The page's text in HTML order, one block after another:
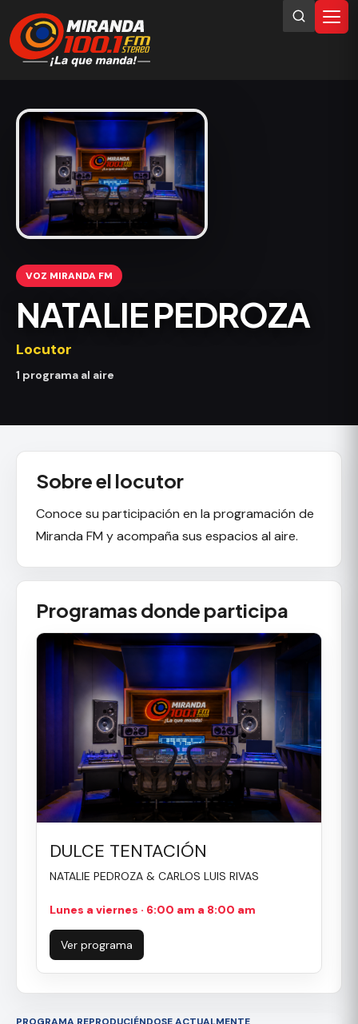
VOZ MIRANDA FM
NATALIE PEDROZA
Locutor
1 programa al aire
Sobre el locutor
Conoce su participación en la programación de
Miranda FM y acompaña sus espacios al aire.
Programas donde participa
DULCE TENTACIÓN
NATALIE PEDROZA & CARLOS LUIS RIVAS
Lunes a viernes · 6:00 am a 8:00 am
Ver programa